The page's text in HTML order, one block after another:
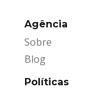
Agência
Sobre
Blog
Políticas